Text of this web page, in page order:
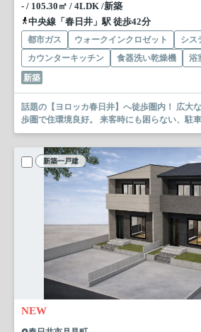
- / 105.30㎡ / 4LDK /新築
中央線「春日井」駅 徒歩42分
都市ガス ウォークインクロゼット
シス
カウンターキッチン
食器洗い乾燥機
浴
新築
話題の【ヨロッカ春日井】へ徒歩圏内！ 広大
歩圏で住環境良好。 来客時にも困らない、駐
新築一戸建
NEW